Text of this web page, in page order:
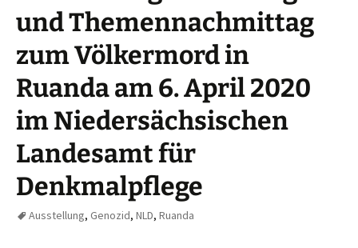
und Themennachmittag
zum Völkermord in
Ruanda am 6. April 2020
im Niedersächsischen
Landesamt für
Denkmalpflege
Ausstellung, Genozid, NLD, Ruanda